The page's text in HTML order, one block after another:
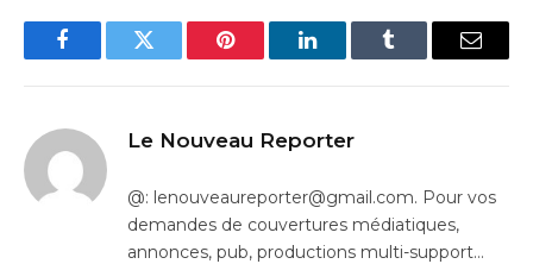
FacebookTwitter Pinterest LinkedInTumblr Email
Le Nouveau Reporter
@: lenouveaureporter@gmail.com. Pour vos
demandes de couvertures médiatiques,
annonces, pub, productions multi-support…